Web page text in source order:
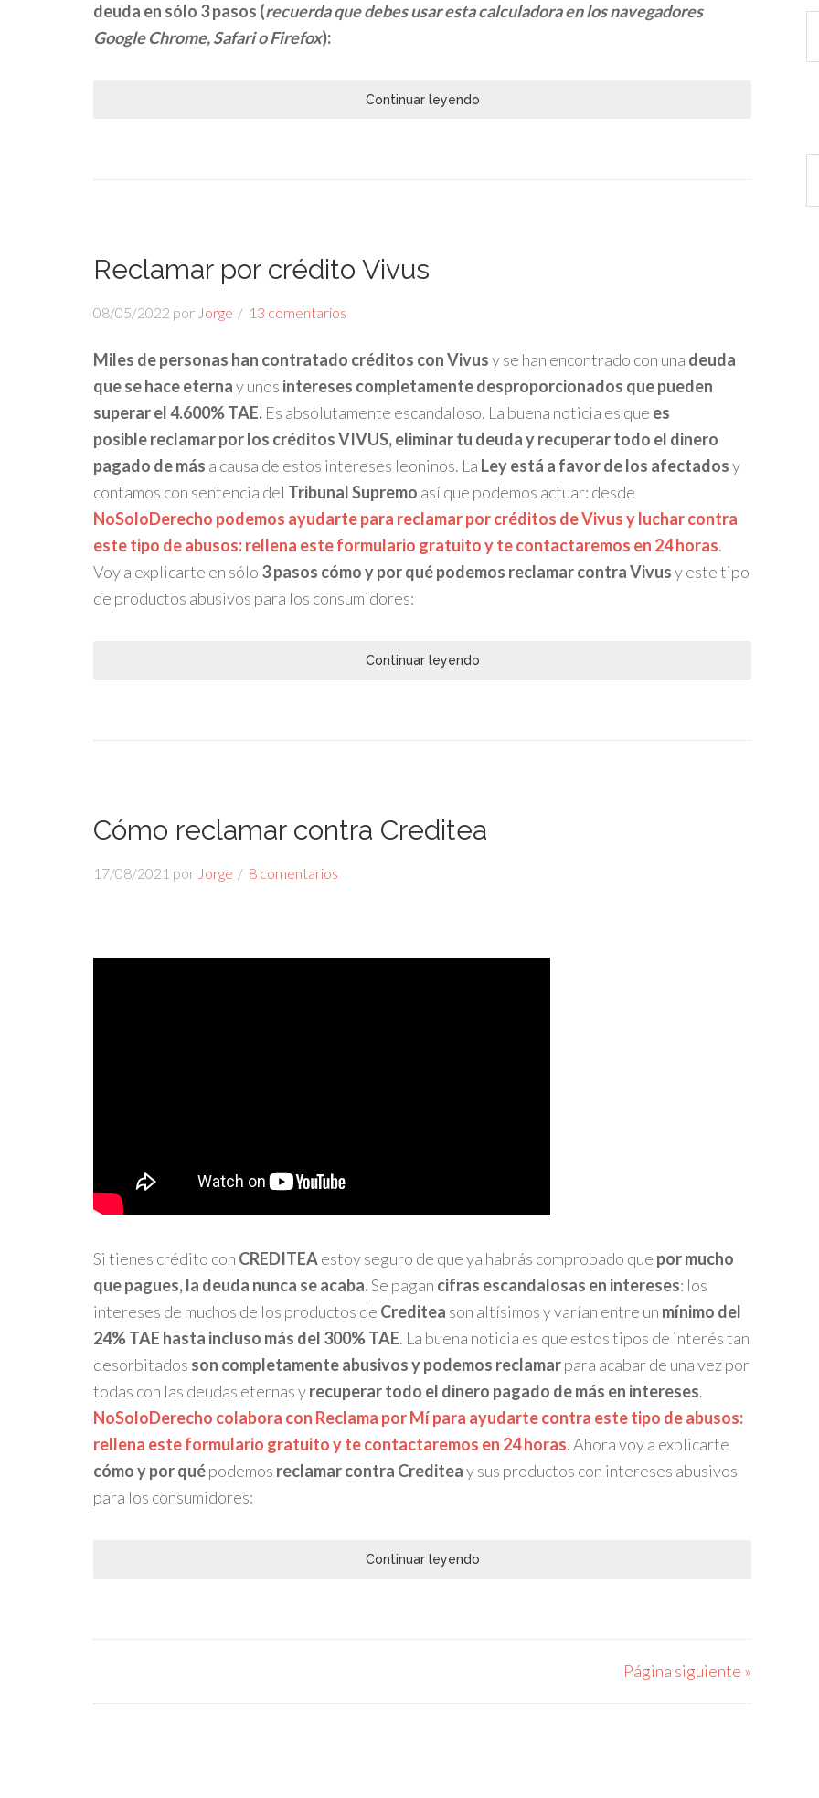
deuda en sólo 3 pasos (recuerda que debes usar esta calculadora en los navegadores
Google Chrome, Safari o Firefox):
Continuar leyendo
Reclamar por crédito Vivus
08/05/2022 por Jorge 13 comentarios
Miles de personas han contratado créditos con Vivusy se han encontrado con una deuda
que se hace eternay unos intereses completamente desproporcionados quepueden
superar el 4.600% TAE. Es absolutamente escandaloso. La buena noticia es que es
posible reclamar por los créditos VIVUS, eliminar tu deuda y recuperar todo el dinero
pagado de más a causa de estos intereses leoninos. La Ley está a favor de los afectadosy
contamos con sentencia del Tribunal Supremo así que podemos actuar: desde
NoSoloDerecho podemos ayudarte para reclamar por créditos de Vivus y luchar contra
este tipo de abusos: rellena este formulario gratuito y te contactaremos en 24 horas.
Voy a explicarte en sólo 3 pasos cómo y por qué podemos reclamar contra Vivusy este tipo
de productos abusivos para los consumidores:
Continuar leyendo
Cómo reclamar contra Creditea
17/08/2021 por Jorge 8 comentarios
Si tienes crédito con CREDITEAestoy seguro de que ya habrás comprobado que por mucho
que pagues, la deuda nunca se acaba.Se pagan cifras escandalosas en intereses: los
intereses de muchos de los productos de Creditea son altísimos y varían entre un mínimo del
24% TAE hasta incluso más del 300% TAE. La buena noticia es que estos tipos de interés tan
desorbitados son completamente abusivos y podemos reclamarpara acabar de una vez por
todas con las deudas eternas yrecuperar todo el dinero pagado de más en intereses.
NoSoloDerecho colabora con Reclama por Mí para ayudarte contra este tipo de abusos:
rellena este formulario gratuito y te contactaremos en 24 horas. Ahora voy a explicarte
cómo y por quépodemos reclamar contra Crediteay sus productos con intereses abusivos
para los consumidores:
Continuar leyendo
Página siguiente »